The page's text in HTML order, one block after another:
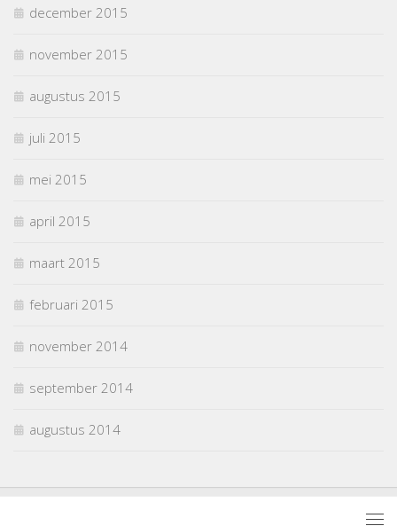
december 2015
november 2015
augustus 2015
juli 2015
mei 2015
april 2015
maart 2015
februari 2015
november 2014
september 2014
augustus 2014